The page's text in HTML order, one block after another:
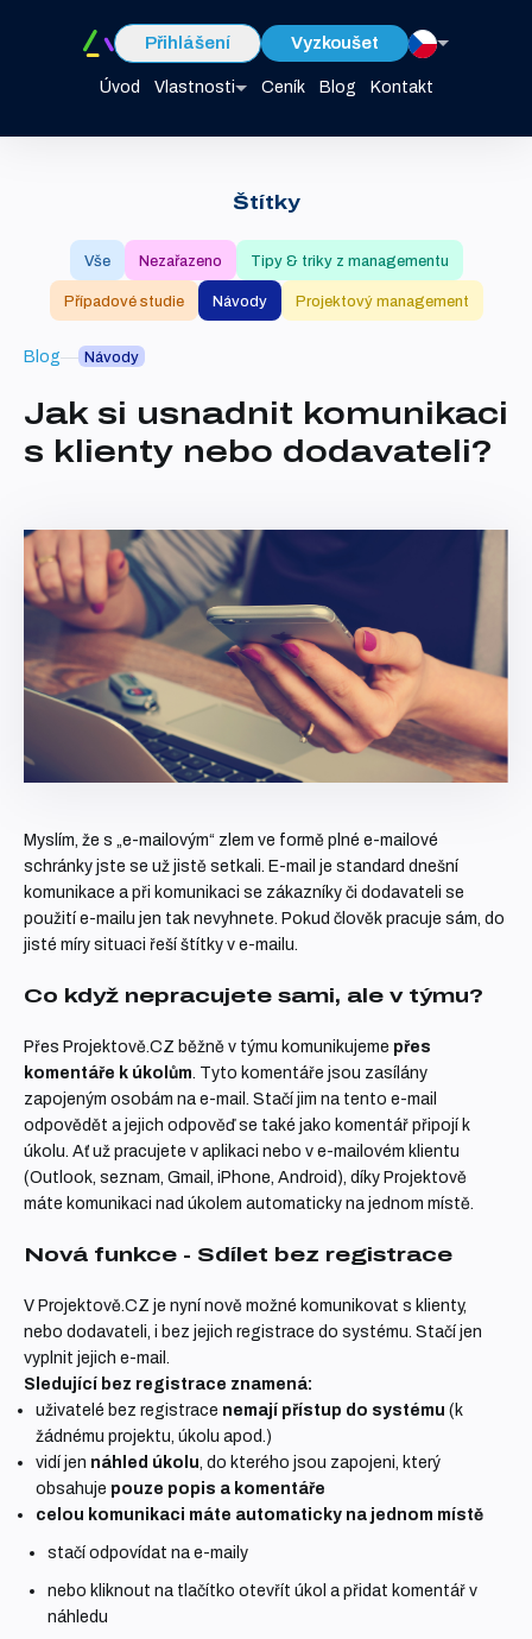
Úvod Vlastnosti Ceník Blog Kontakt
Přihlášení Vyzkoušet
Blog Návody
Jak si usnadnit komunikaci
s klienty nebo dodavateli?
Myslím, že s „e-mailovým“ zlem ve formě plné e-mailové
schránky jste se už jistě setkali. E-mail je standard dnešní
komunikace a při komunikaci se zákazníky či dodavateli se
použití e-mailu jen tak nevyhnete. Pokud člověk pracuje sám, do
jisté míry situaci řeší štítky v e-mailu.
Co když nepracujete sami, ale v týmu?
Přes Projektově.CZ běžně v týmu komunikujeme přes
komentáře k úkolům. Tyto komentáře jsou zasílány
zapojeným osobám na e-mail. Stačí jim na tento e-mail
odpovědět a jejich odpověď se také jako komentář připojí k
úkolu. Ať už pracujete v aplikaci nebo v e-mailovém klientu
(Outlook, seznam, Gmail, iPhone, Android), díky Projektově
máte komunikaci nad úkolem automaticky na jednom místě.
Nová funkce - Sdílet bez registrace
V Projektově.CZ je nyní nově možné komunikovat s klienty,
nebo dodavateli, i bez jejich registrace do systému. Stačí jen
vyplnit jejich e-mail.
Sledující bez registrace znamená:
uživatelé bez registrace nemají přístup do systému (k
žádnému projektu, úkolu apod.)
vidí jen náhled úkolu, do kterého jsou zapojeni, který
obsahuje pouze popis a komentáře
celou komunikaci máte automaticky na jednom místě
stačí odpovídat na e-maily
nebo kliknout na tlačítko otevřít úkol a přidat komentář v
náhledu
Štítky
Vše Nezařazeno Tipy & triky z managementu
Případové studie Návody Projektový management